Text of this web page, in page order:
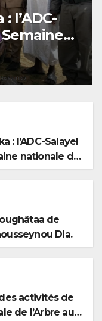
nationale de
de
Dia.
activités de
de l’Arbre au